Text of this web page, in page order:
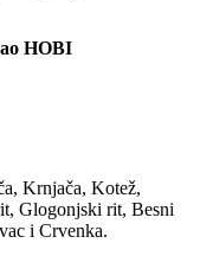
HOBI
Krnjača, Kotež,
Glogonjski rit, Besni
i Crvenka.